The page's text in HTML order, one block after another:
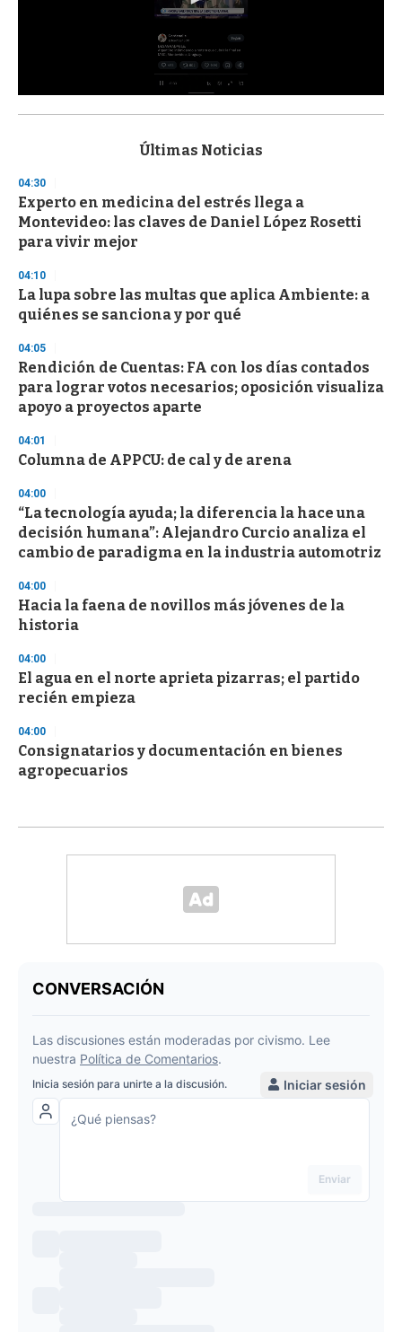
s
d
s
o
f
3
s
e
c
o
d
s
Últimas Noticias
04:30
Experto en medicina del estrés llega a
Montevideo: las claves de Daniel López Rosetti
para vivir mejor
04:10
La lupa sobre las multas que aplica Ambiente: a
quiénes se sanciona y por qué
04:05
Rendición de Cuentas: FA con los días contados
para lograr votos necesarios; oposición visualiza
apoyo a proyectos aparte
04:01
Columna de APPCU: de cal y de arena
04:00
“La tecnología ayuda; la diferencia la hace una
decisión humana”: Alejandro Curcio analiza el
cambio de paradigma en la industria automotriz
04:00
Hacia la faena de novillos más jóvenes de la
historia
04:00
El agua en el norte aprieta pizarras; el partido
recién empieza
04:00
Consignatarios y documentación en bienes
agropecuarios